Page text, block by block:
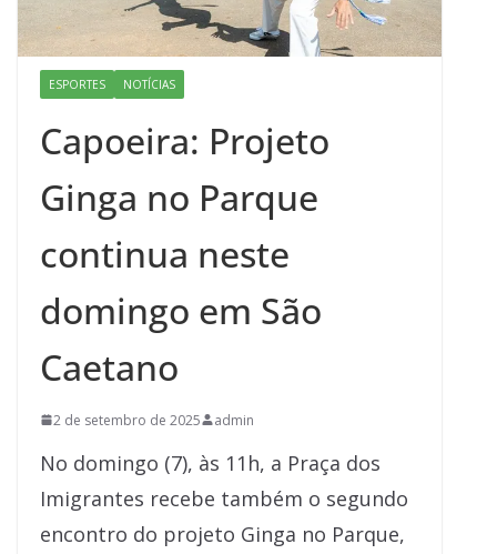
ESPORTES NOTÍCIAS
Capoeira: Projeto
Ginga no Parque
continua neste
domingo em São
Caetano
2 de setembro de 2025 admin
No domingo (7), às 11h, a Praça dos
Imigrantes recebe também o segundo
encontro do projeto Ginga no Parque,